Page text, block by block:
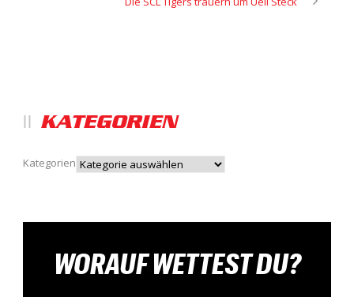
KATEGORIEN
Kategorien